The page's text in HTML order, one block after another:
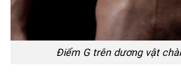
Điểm G trên dương vật